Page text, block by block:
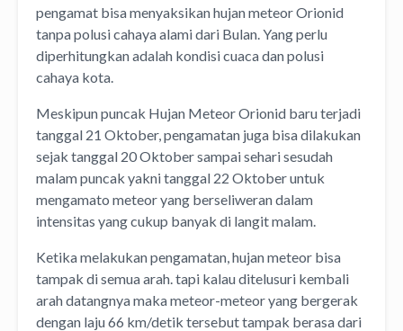
pengamat bisa menyaksikan hujan meteor Orionid
tanpa polusi cahaya alami dari Bulan. Yang perlu
diperhitungkan adalah kondisi cuaca dan polusi
cahaya kota.
Meskipun puncak Hujan Meteor Orionid baru terjadi
tanggal 21 Oktober, pengamatan juga bisa dilakukan
sejak tanggal 20 Oktober sampai sehari sesudah
malam puncak yakni tanggal 22 Oktober untuk
mengamato meteor yang berseliweran dalam
intensitas yang cukup banyak di langit malam.
Ketika melakukan pengamatan, hujan meteor bisa
tampak di semua arah. tapi kalau ditelusuri kembali
arah datangnya maka meteor-meteor yang bergerak
dengan laju 66 km/detik tersebut tampak berasa dari